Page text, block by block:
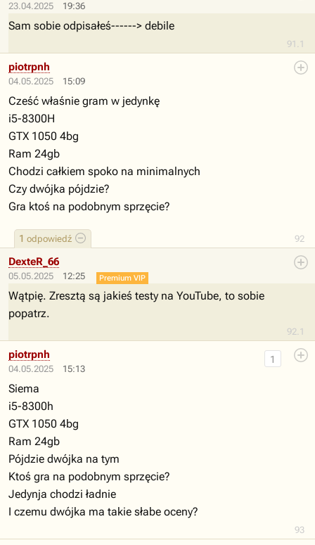
23.04.2025 19:36
91.1
Sam sobie odpisałeś------> debile
04.05.2025 15:09
92
1 odpowiedź
piotrpnh
Cześć właśnie gram w jedynkę
i5-8300H
GTX 1050 4bg
Ram 24gb
Chodzi całkiem spoko na minimalnych
Czy dwójka pójdzie?
Gra ktoś na podobnym sprzęcie?
05.05.2025 12:25
92.1
DexteR_66
Premium VIP
Wątpię. Zresztą są jakieś testy na YouTube, to sobie
popatrz.
04.05.2025 15:13
93
1
piotrpnh
Siema
i5-8300h
GTX 1050 4bg
Ram 24gb
Pójdzie dwójka na tym
Ktoś gra na podobnym sprzęcie?
Jedynja chodzi ładnie
I czemu dwójka ma takie słabe oceny?